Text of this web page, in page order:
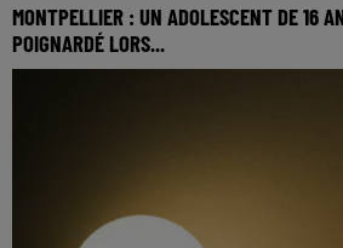
MONTPELLIER : UN ADOLESCENT DE 16
POIGNARDÉ LORS...